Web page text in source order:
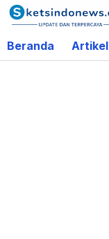
Lewati
ke
konten
Beranda Artikel